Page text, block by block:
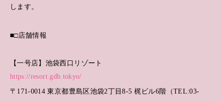
します。
■□店舗情報
【一号店】池袋西口リゾート
https://resort.gdb.tokyo/
〒171-0014 東京都豊島区池袋2丁目8-5 梶ビル6階（TEL:03-